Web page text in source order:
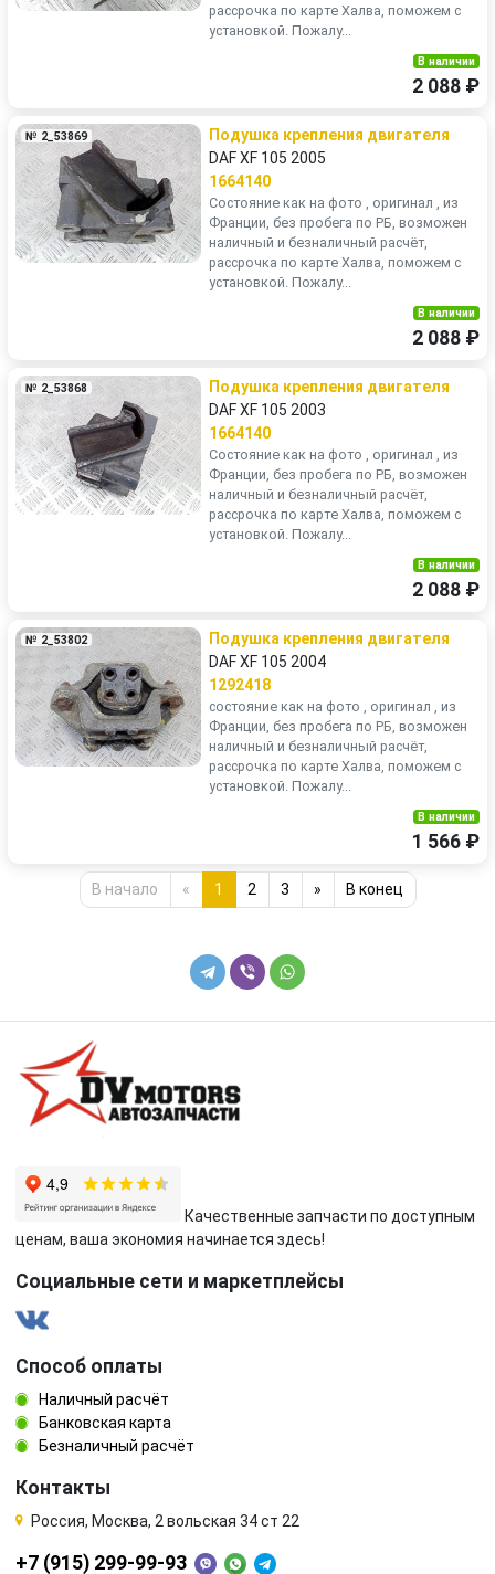
рассрочка по карте Халва, поможем с
установкой. Пожалу...
В наличии
2 088 ₽
№ 2_53869
Подушка крепления двигателя
DAF XF 105 2005
1664140
Состояние как на фото , оригинал , из
Франции, без пробега по РБ, возможен
наличный и безналичный расчёт,
рассрочка по карте Халва, поможем с
установкой. Пожалу...
В наличии
2 088 ₽
№ 2_53868
Подушка крепления двигателя
DAF XF 105 2003
1664140
Состояние как на фото , оригинал , из
Франции, без пробега по РБ, возможен
наличный и безналичный расчёт,
рассрочка по карте Халва, поможем с
установкой. Пожалу...
В наличии
2 088 ₽
№ 2_53802
Подушка крепления двигателя
DAF XF 105 2004
1292418
состояние как на фото , оригинал , из
Франции, без пробега по РБ, возможен
наличный и безналичный расчёт,
рассрочка по карте Халва, поможем с
установкой. Пожалу...
В наличии
1 566 ₽
В начало « 1 2 3 » В конец
Качественные запчасти по доступным
ценам, ваша экономия начинается здесь!
Социальные сети и маркетплейсы
Способ оплаты
Наличный расчёт
Банковская карта
Безналичный расчёт
Контакты
Россия, Москва, 2 вольская 34 ст 22
+7 (915) 299-99-93